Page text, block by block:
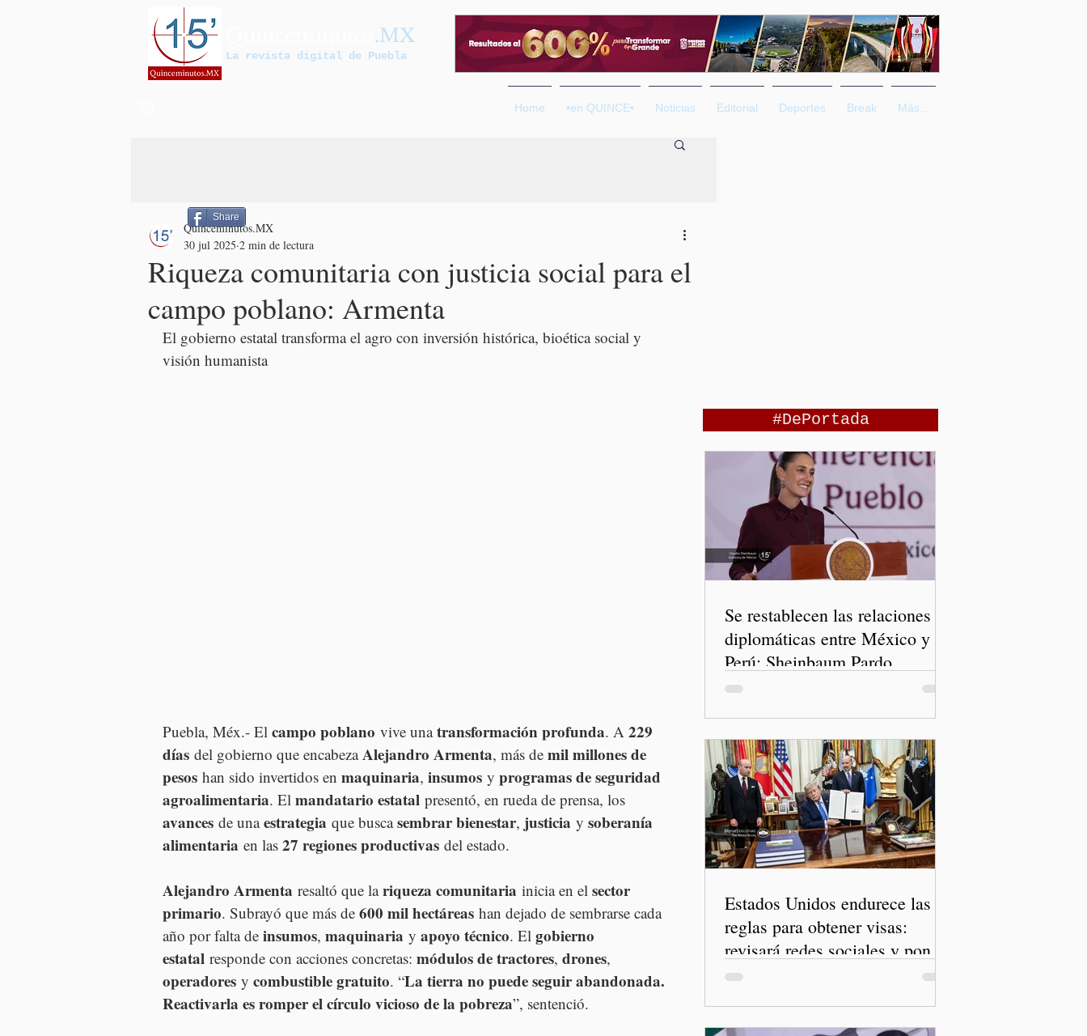
.MX
La revista digital de Puebla
Home •en QUINCE• Noticias Editorial Deportes Break Más...
Riqueza comunitaria con justicia social para el
campo poblano: Armenta
Quinceminutos.MX
30 jul 2025 2 min de lectura
El gobierno estatal transforma el agro con inversión histórica, bioética social y
visión humanista
Puebla, Méx.- El campo poblano vive una transformación profunda. A 229
días del gobierno que encabeza Alejandro Armenta, más de mil millones de
pesos han sido invertidos en maquinaria, insumos y programas de seguridad
agroalimentaria. El mandatario estatal presentó, en rueda de prensa, los
avances de una estrategia que busca sembrar bienestar, justicia y soberanía
alimentaria en las 27 regiones productivas del estado.
Alejandro Armenta resaltó que la riqueza comunitaria inicia en el sector
primario. Subrayó que más de 600 mil hectáreas han dejado de sembrarse cada
año por falta de insumos, maquinaria y apoyo técnico. El gobierno
estatal responde con acciones concretas: módulos de tractores, drones,
operadores y combustible gratuito. “La tierra no puede seguir abandonada.
Reactivarla es romper el círculo vicioso de la pobreza”, sentenció.
Share
#DePortada
Se restablecen las relaciones
diplomáticas entre México y
Perú: Sheinbaum Pardo
Estados Unidos endurece las
reglas para obtener visas:
revisará redes sociales y pone
freno al Turismo de Nacimiento